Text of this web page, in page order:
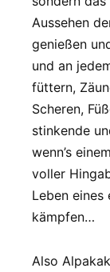
Aussehen
genießen
und an
füttern,
Scheren,
stinkende
wenn’s
voller
Leben eines
kämpfen…
Also